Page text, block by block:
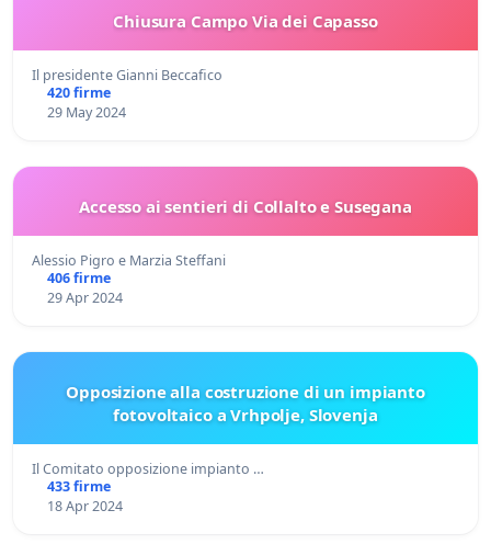
Chiusura Campo Via dei Capasso
Il presidente Gianni Beccafico
420 firme
29 May 2024
Accesso ai sentieri di Collalto e Susegana
Alessio Pigro e Marzia Steffani
406 firme
29 Apr 2024
Opposizione alla costruzione di un impianto
fotovoltaico a Vrhpolje, Slovenja
Il Comitato opposizione impianto …
433 firme
18 Apr 2024